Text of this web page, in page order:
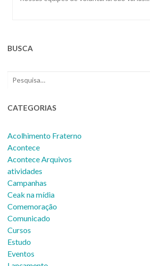
BUSCA
CATEGORIAS
Acolhimento Fraterno
Acontece
Acontece Arquivos
atividades
Campanhas
Ceak na mídia
Comemoração
Comunicado
Cursos
Estudo
Eventos